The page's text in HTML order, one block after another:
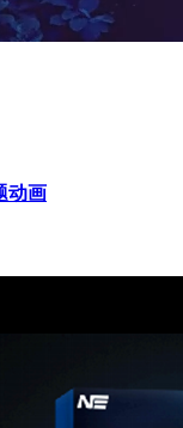
动画